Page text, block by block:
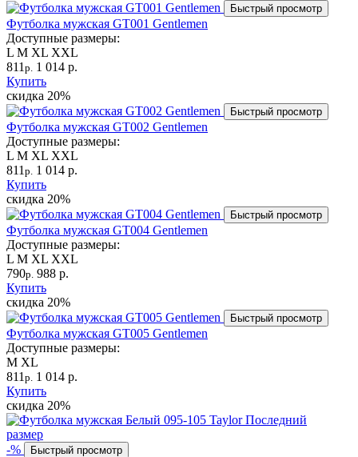
Быстрый просмотр
Футболка мужская GT001 Gentlemen
Доступные размеры:
L M XL XXL
811 р. 1 014 р.
Купить
скидка 20%
Быстрый просмотр
Футболка мужская GT002 Gentlemen
Доступные размеры:
L M XL XXL
811 р. 1 014 р.
Купить
скидка 20%
Быстрый просмотр
Футболка мужская GT004 Gentlemen
Доступные размеры:
L M XL XXL
790р. 988 р.
Купить
скидка 20%
Быстрый просмотр
Футболка мужская GT005 Gentlemen
Доступные размеры:
M XL
811 р. 1 014 р.
Купить
скидка 20%
Последний
размер
-%
Быстрый просмотр